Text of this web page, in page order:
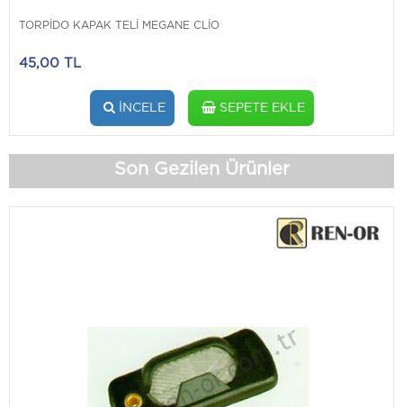
TORPİDO KAPAK TELİ MEGANE CLİO
45,00 TL
İNCELE SEPETE EKLE
Son Gezilen Ürünler